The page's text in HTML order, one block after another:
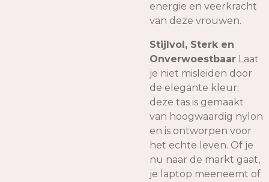
energie en veerkracht
van deze vrouwen.
Stijlvol, Sterk en
Onverwoestbaar Laat
je niet misleiden door
de elegante kleur;
deze tas is gemaakt
van hoogwaardig nylon
en is ontworpen voor
het echte leven. Of je
nu naar de markt gaat,
je laptop meeneemt of